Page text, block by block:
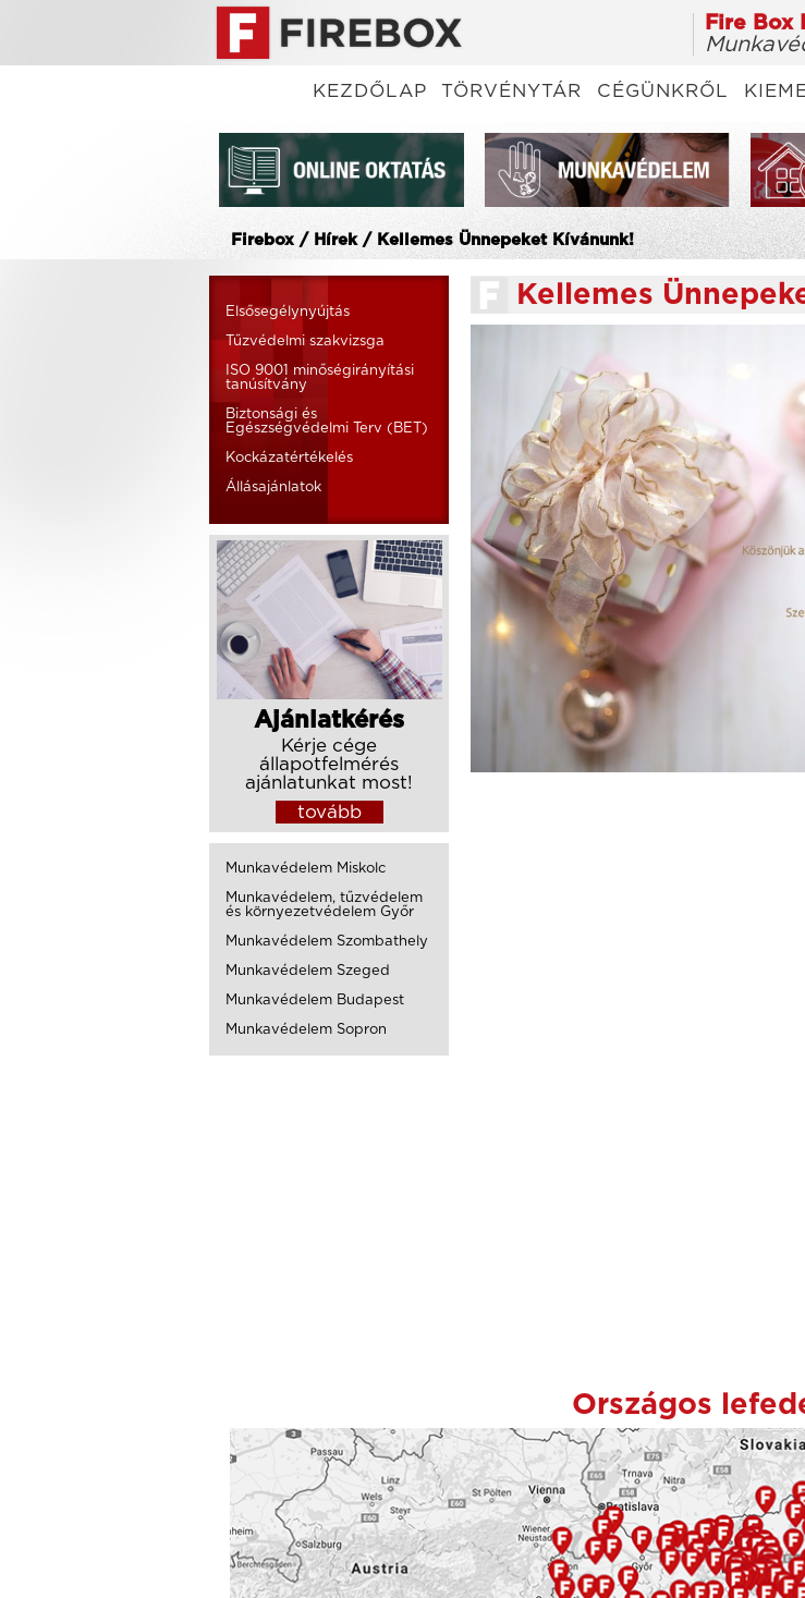
Fire Box
KEZDŐLAP TÖRVÉNYTÁR CÉGÜNKRŐL
Firebox / Hírek / Kellemes Ünnepeket Kívánunk!
Elsősegélynyújtás
Tűzvédelmi szakvizsga
ISO 9001 minőségirányítási
tanúsítvány
Biztonsági és
Egészségvédelmi Terv (BET)
Kockázatértékelés
Állásajánlatok
Ajánlatkérés
Kérje cége
állapotfelmérés
ajánlatunkat most!
tovább
Munkavédelem Miskolc
Munkavédelem, tűzvédelem
és környezetvédelem Győr
Munkavédelem Szombathely
Munkavédelem Szeged
Munkavédelem Budapest
Munkavédelem Sopron
Kellemes
Országos